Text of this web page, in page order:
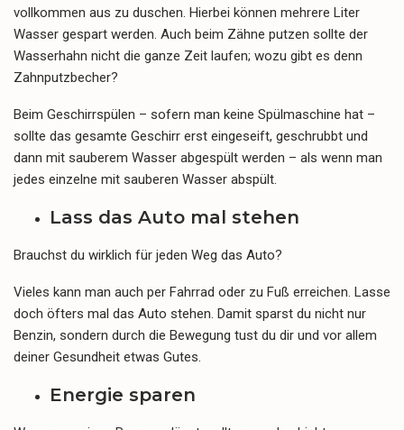
vollkommen aus zu duschen. Hierbei können mehrere Liter
Wasser gespart werden. Auch beim Zähne putzen sollte der
Wasserhahn nicht die ganze Zeit laufen; wozu gibt es denn
Zahnputzbecher?
Beim Geschirrspülen – sofern man keine Spülmaschine hat –
sollte das gesamte Geschirr erst eingeseift, geschrubbt und
dann mit sauberem Wasser abgespült werden – als wenn man
jedes einzelne mit sauberen Wasser abspült.
Lass das Auto mal stehen
Brauchst du wirklich für jeden Weg das Auto?
Vieles kann man auch per Fahrrad oder zu Fuß erreichen. Lasse
doch öfters mal das Auto stehen. Damit sparst du nicht nur
Benzin, sondern durch die Bewegung tust du dir und vor allem
deiner Gesundheit etwas Gutes.
Energie sparen